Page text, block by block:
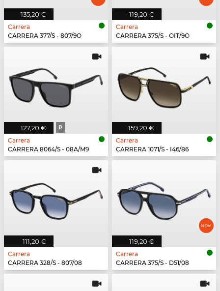
135,20 €
Carrera
CARRERA 377/S - 807/9O
119,20 €
Carrera
CARRERA 375/S - OIT/9O
127,20 € P
Carrera
CARRERA 8064/S - 08A/M9
159,20 €
Carrera
CARRERA 1071/S - I46/86
111,20 €
Carrera
CARRERA 328/S - 807/08
119,20 €
Carrera
CARRERA 375/S - D51/08